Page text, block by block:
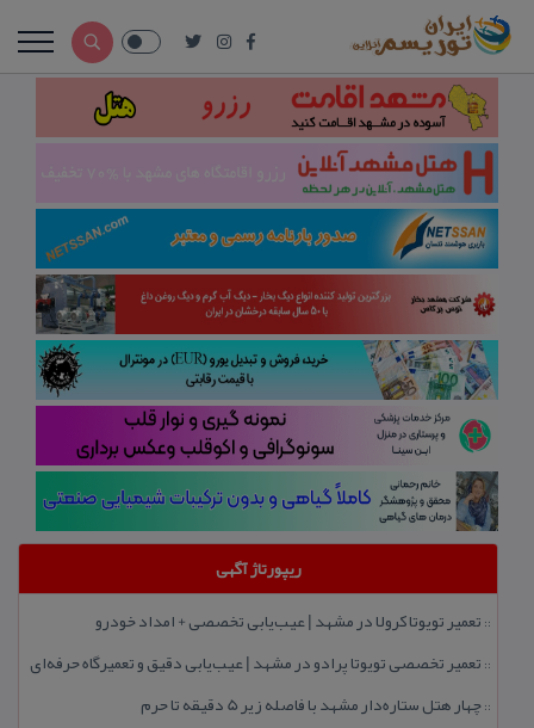
ریپورتاژ آگهی
:: تعمیر تویوتا كرولا در مشهد | عیب‌یابی تخصصی + امداد خودرو
:: تعمیر تخصصی تویوتا پرادو در مشهد | عیب‌یابی دقیق و تعمیرگاه حرفه‌ای
::چهار هتل‌ ستاره‌دار مشهد با فاصله زیر 5 دقیقه تا حرم